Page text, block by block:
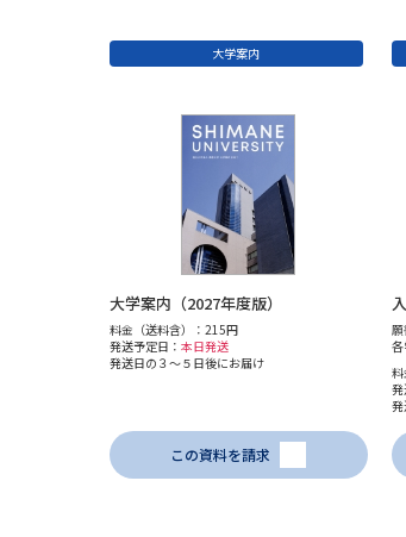
大学案内
大学案内（2027年度版）
料金（送料含）：215円
発送予定日： 本日発送
発送日の３～５日後にお届け
この資料を請求
各
発